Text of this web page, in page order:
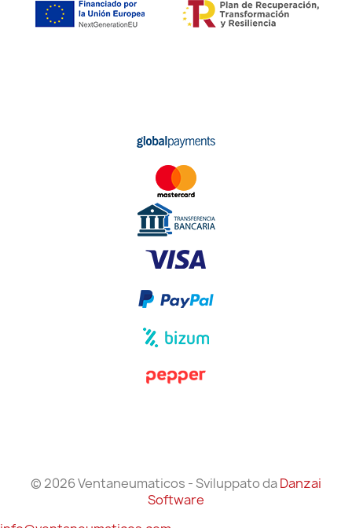
© 2026 Ventaneumaticos - Sviluppato daDanzai
Software